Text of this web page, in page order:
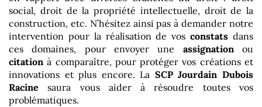
social, droit de la propriété intellectuelle, droit de la
construction, etc. N’hésitez ainsi pas à demander notre
intervention pour la réalisation de vosconstats dans
ces domaines, pour envoyer une assignationou
citation à comparaître, pour protéger vos créations et
innovations et plus encore. La SCP Jourdain Dubois
Racine saura vous aider à résoudre toutes vos
problématiques.